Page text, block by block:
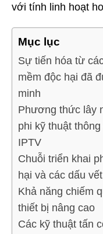
với tính linh hoạt
Mục lục
Sự tiến hóa từ
mềm độc hại đã
minh
Phương thức lây
phi kỹ thuật
IPTV
Chuỗi triển khai
hại và các dấu
Khả năng chiếm
thiết bị nâng cao
Các kỹ thuật tấn